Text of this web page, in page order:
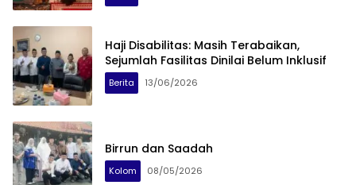
Haji Disabilitas: Masih Terabaikan,
Sejumlah Fasilitas Dinilai Belum Inklusif
Berita 13/06/2026
Birrun dan Saadah
Kolom 08/05/2026